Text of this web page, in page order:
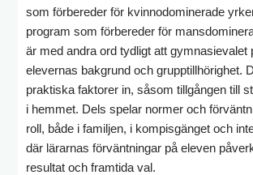
som förbereder för kvinnodominerade
program som förbereder för
är med andra ord tydligt att gymnasievalet
elevernas bakgrund och grupptillhörighet.
praktiska faktorer in, såsom tillgången till
i hemmet. Dels spelar normer och
roll, både i familjen, i kompisgänget och
där lärarnas förväntningar på eleven
resultat och framtida val.